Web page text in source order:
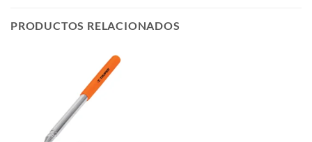
PRODUCTOS RELACIONADOS